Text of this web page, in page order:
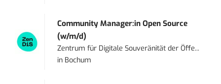
Community Manager:in Open Source
(w/m/d)
Zentrum für Digitale Souveränität der Öffe...
in Bochum